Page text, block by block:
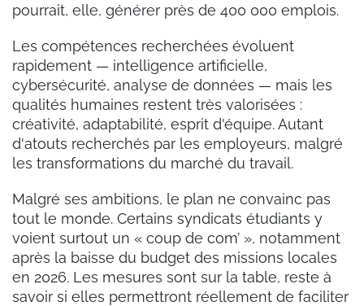
pourrait, elle, générer près de 400 000 emplois.
Les compétences recherchées évoluent
rapidement — intelligence artificielle,
cybersécurité, analyse de données — mais les
qualités humaines restent très valorisées :
créativité, adaptabilité, esprit d'équipe. Autant
d'atouts recherchés par les employeurs, malgré
les transformations du marché du travail.
Malgré ses ambitions, le plan ne convainc pas
tout le monde. Certains syndicats étudiants y
voient surtout un « coup de com’ », notamment
après la baisse du budget des missions locales
en 2026. Les mesures sont sur la table, reste à
savoir si elles permettront réellement de faciliter